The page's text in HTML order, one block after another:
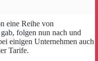
eine Reihe von
gab, folgen nun nach und
einigen Unternehmen auch
Tarife.